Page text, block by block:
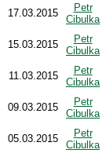
17.03.2015
Petr
Cibulka
15.03.2015
Petr
Cibulka
11.03.2015
Petr
Cibulka
09.03.2015
Petr
Cibulka
05.03.2015
Petr
Cibulka